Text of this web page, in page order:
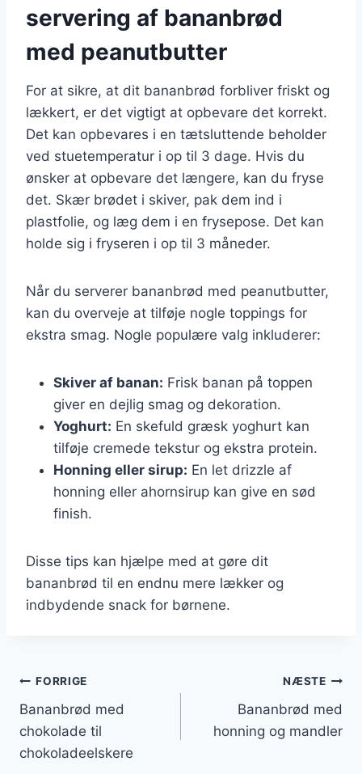
servering af bananbrød
med peanutbutter
For at sikre, at dit bananbrød forbliver friskt og
lækkert, er det vigtigt at opbevare det korrekt.
Det kan opbevares i en tætsluttende beholder
ved stuetemperatur i op til 3 dage. Hvis du
ønsker at opbevare det længere, kan du fryse
det. Skær brødet i skiver, pak dem ind i
plastfolie, og læg dem i en frysepose. Det kan
holde sig i fryseren i op til 3 måneder.
Når du serverer bananbrød med peanutbutter,
kan du overveje at tilføje nogle toppings for
ekstra smag. Nogle populære valg inkluderer:
Skiver af banan: Frisk banan på toppen
giver en dejlig smag og dekoration.
Yoghurt: En skefuld græsk yoghurt kan
tilføje cremede tekstur og ekstra protein.
Honning eller sirup: En let drizzle af
honning eller ahornsirup kan give en sød
finish.
Disse tips kan hjælpe med at gøre dit
bananbrød til en endnu mere lækker og
indbydende snack for børnene.
Indlægsnavigation
FORRIGE
Bananbrød med
chokolade til
chokoladeelskere
NÆSTE
Bananbrød med
honning og mandler